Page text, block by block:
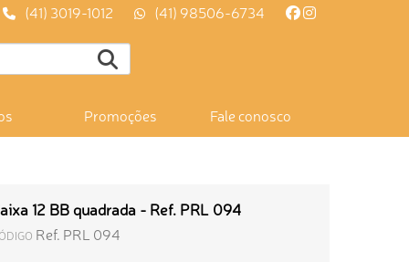
(41) 3019-1012 (41) 98506-6734
Promoções Fale conosco
12 BB quadrada - Ref. PRL 094
Ref. PRL 094